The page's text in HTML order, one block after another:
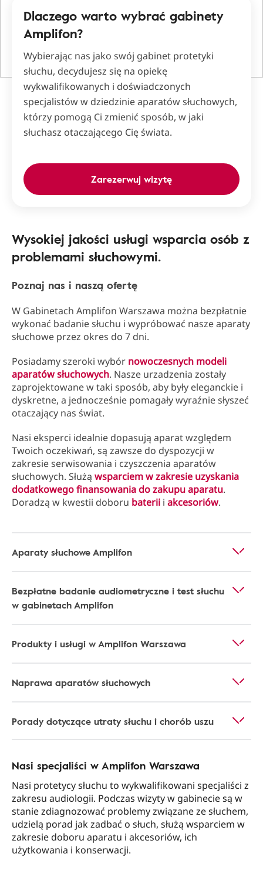
Dlaczego warto wybrać gabinety
Amplifon?
Wybierając nas jako swój gabinet protetyki
słuchu, decydujesz się na opiekę
wykwalifikowanych i doświadczonych
specjalistów w dziedzinie aparatów słuchowych,
którzy pomogą Ci zmienić sposób, w jaki
słuchasz otaczającego Cię świata.
Zarezerwuj wizytę
Wysokiej jakości usługi wsparcia osób z
problemami słuchowymi.
Poznaj nas i naszą ofertę
W Gabinetach Amplifon Warszawa można bezpłatnie
wykonać badanie słuchu i wypróbować nasze aparaty
słuchowe przez okres do 7 dni.
Posiadamy szeroki wybór nowoczesnych modeli
aparatów słuchowych. Nasze urzadzenia zostały
zaprojektowane w taki sposób, aby były eleganckie i
dyskretne, a jednocześnie pomagały wyraźnie słyszeć
otaczający nas świat.
Nasi eksperci idealnie dopasują aparat względem
Twoich oczekiwań, są zawsze do dyspozycji w
zakresie serwisowania i czyszczenia aparatów
słuchowych. Służą wsparciem w zakresie uzyskania
dodatkowego finansowania do zakupu aparatu.
Doradzą w kwestii doboru baterii i akcesoriów.
Aparaty słuchowe Amplifon
Bezpłatne badanie audiometryczne i test słuchu
w gabinetach Amplifon
Produkty i usługi w Amplifon Warszawa
Naprawa aparatów słuchowych
Porady dotyczące utraty słuchu i chorób uszu
Nasi specjaliści w Amplifon Warszawa
Nasi protetycy słuchu to wykwalifikowani specjaliści z
zakresu audiologii. Podczas wizyty w gabinecie są w
stanie zdiagnozować problemy związane ze słuchem,
udzielą porad jak zadbać o słuch, służą wsparciem w
zakresie doboru aparatu i akcesoriów, ich
użytkowania i konserwacji.